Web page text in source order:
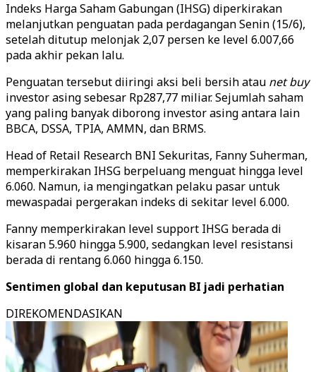
Indeks Harga Saham Gabungan (IHSG) diperkirakan
melanjutkan penguatan pada perdagangan Senin (15/6),
setelah ditutup melonjak 2,07 persen ke level 6.007,66
pada akhir pekan lalu.
Penguatan tersebut diiringi aksi beli bersih atau net buy
investor asing sebesar Rp287,77 miliar. Sejumlah saham
yang paling banyak diborong investor asing antara lain
BBCA, DSSA, TPIA, AMMN, dan BRMS.
Head of Retail Research BNI Sekuritas, Fanny Suherman,
memperkirakan IHSG berpeluang menguat hingga level
6.060. Namun, ia mengingatkan pelaku pasar untuk
mewaspadai pergerakan indeks di sekitar level 6.000.
Fanny memperkirakan level support IHSG berada di
kisaran 5.960 hingga 5.900, sedangkan level resistansi
berada di rentang 6.060 hingga 6.150.
Sentimen global dan keputusan BI jadi perhatian
DIREKOMENDASIKAN